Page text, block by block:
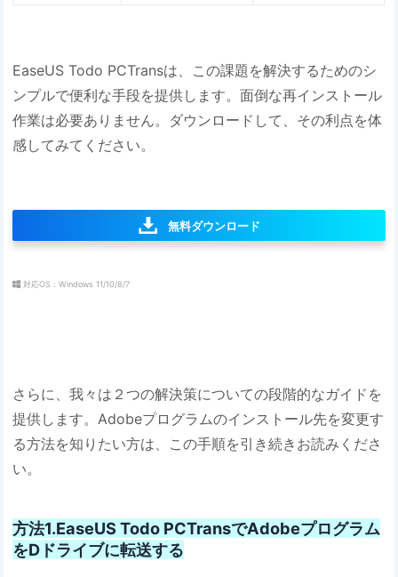
EaseUS Todo PCTransは、この課題を解決するためのシ
ンプルで便利な手段を提供します。面倒な再インストール
作業は必要ありません。ダウンロードして、その利点を体
感してみてください。
無料ダウンロード
対応OS：Windows 11/10/8/7
さらに、我々は２つの解決策についての段階的なガイドを
提供します。Adobeプログラムのインストール先を変更す
る方法を知りたい方は、この手順を引き続きお読みくださ
い。
方法1.EaseUS Todo PCTransでAdobeプログラム
をDドライブに転送する